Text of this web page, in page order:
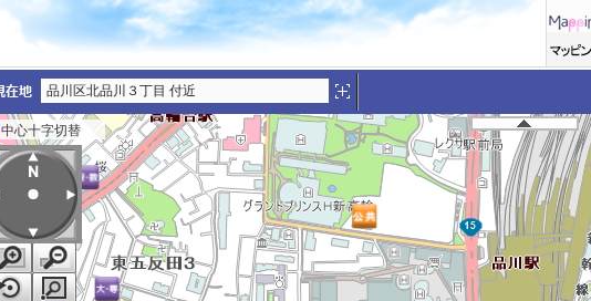
品川区北品川３丁目 付近
中心十字切替